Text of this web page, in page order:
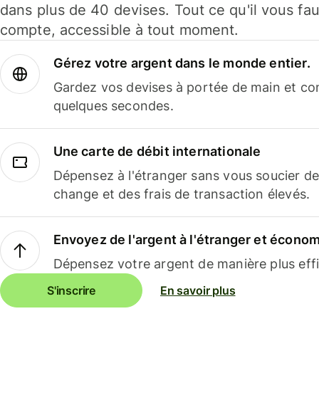
dans plus de 40 devises. Tout ce qu'il vous
compte, accessible à tout moment.
Gérez votre argent dans le monde entier.
Gardez vos devises à portée de main et
quelques secondes.
Une carte de débit internationale
Dépensez à l'étranger sans vous soucier
change et des frais de transaction élevés.
Envoyez de l'argent à l'étranger et
Dépensez votre argent de manière plus
S'inscrire En savoir plus